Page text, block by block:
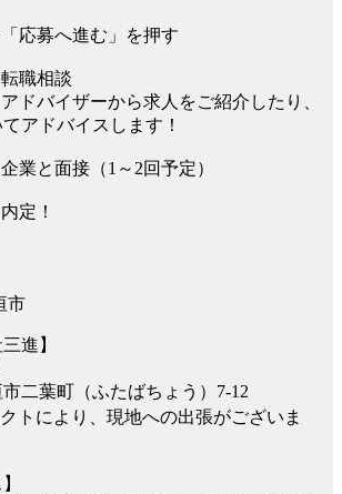
「応募へ進む」を押す
転職相談
ドバイザーから求人をご紹介したり、
アドバイスします！
業と面接（1～2回予定）
定！
市
進】
二葉町（ふたばちょう）7-12
トにより、現地への出張がございま